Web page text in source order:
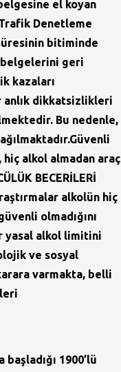
el koyan
Denetleme
bitiminde
geri
kazaları
dikkatsizlikleri
Bu nedenle,
alkol almadan araç
BECERİLERİ
alkolün hiç
olmadığını
yasal alkol limitini
ve sosyal
varmakta, belli
1900’lü